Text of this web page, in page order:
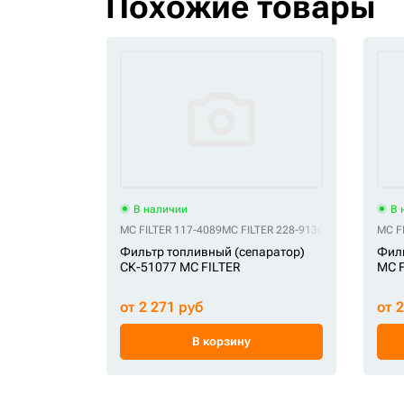
В наличии
MC FILTER 117-4089MC FILTER 228-9130 MC FILTER
Фильтр топливный (сепаратор)
СК-51077 MC FILTER
от 2 271 руб
В корзину
В
MC
MC
от